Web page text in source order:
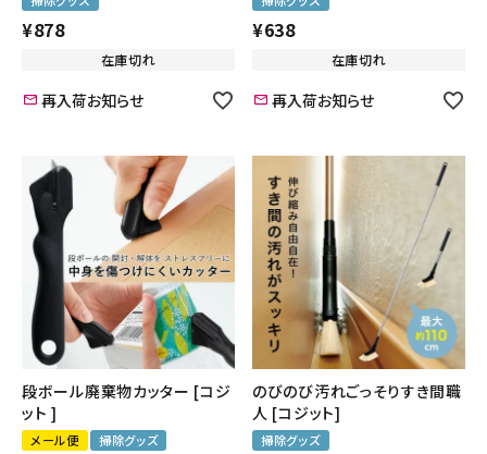
¥878
在庫切れ
再入荷お知らせ
¥638
在庫切れ
再入荷お知らせ
段ボール廃棄物カッター [コジ
ット ]
メール便 掃除グッズ
のびのび汚れごっそりすき間職
人 [コジット]
掃除グッズ